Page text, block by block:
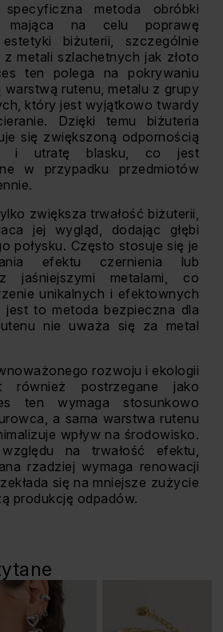
metoda obróbki
mająca na celu poprawę
biżuterii, szczególnie
metali szlachetnych jak złoto
ten polega na pokrywaniu
warstwą rutenu, metalu z grupy
który jest wyjątkowo twardy
Dzięki temu biżuteria
się zwiększoną odpornością
i utratę blasku, co jest
w przypadku przedmiotów
zwiększa trwałość biżuterii,
jej wygląd, dodając głębi
połysku. Często stosuje się je
efektu czernienia lub
jaśniejszymi metalami, co
unikalnych i efektownych
jest to metoda bezpieczna dla
nie uważa się za metal
rozwoju i ekologii
również postrzegane jako
ten wymaga stosunkowo
a sama warstwa rutenu
wpływ na środowisko.
na trwałość efektu,
rzadziej wymaga renowacji
się na mniejsze zużycie
produkcję odpadów.